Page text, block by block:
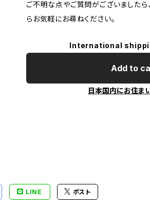
ご不明な点やご質問がございましたら
らお気軽にお尋ねください。
International
Add to
日本国内にお住ま
LINE ポスト